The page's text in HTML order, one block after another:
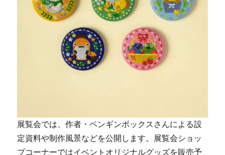
展覧会では、作者・ペンギンボックスさんによる設
定資料や制作風景などを公開します。展覧会ショッ
プコーナーではイベントオリジナルグッズを販売予